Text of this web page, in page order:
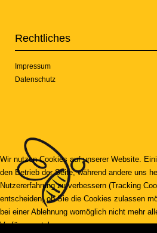
Rechtliches
Impressum
Datenschutz
Wir nutzen Cookies auf unserer Website.
den Betrieb der Seite, während andere uns
Nutzererfahrung zu verbessern (Tracking
entscheiden, ob Sie die Cookies zulassen
bei einer Ablehnung womöglich nicht mehr
Verfügung stehen.